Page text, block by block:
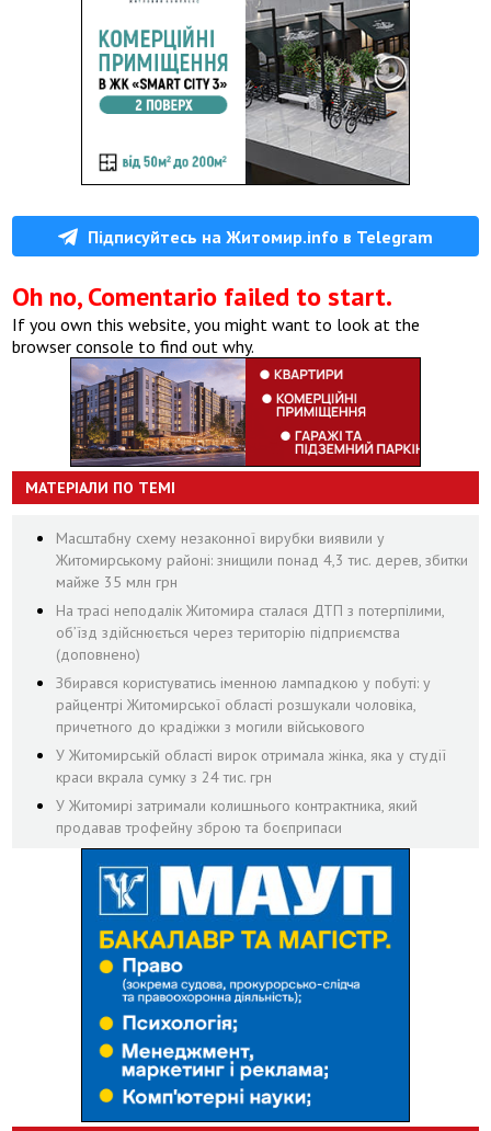
Підписуйтесь на Житомир.info в Telegram
Oh no, Comentario failed to start.
If you own this website, you might want to look at the
browser console to find out why.
МАТЕРІАЛИ ПО ТЕМІ
Масштабну схему незаконної вирубки виявили у
Житомирському районі: знищили понад 4,3 тис. дерев, збитки
майже 35 млн грн
На трасі неподалік Житомира сталася ДТП з потерпілими,
об’їзд здійснюється через територію підприємства
(доповнено)
Збирався користуватись іменною лампадкою у побуті: у
райцентрі Житомирської області розшукали чоловіка,
причетного до крадіжки з могили військового
У Житомирській області вирок отримала жінка, яка у студії
краси вкрала сумку з 24 тис. грн
У Житомирі затримали колишнього контрактника, який
продавав трофейну зброю та боєприпаси